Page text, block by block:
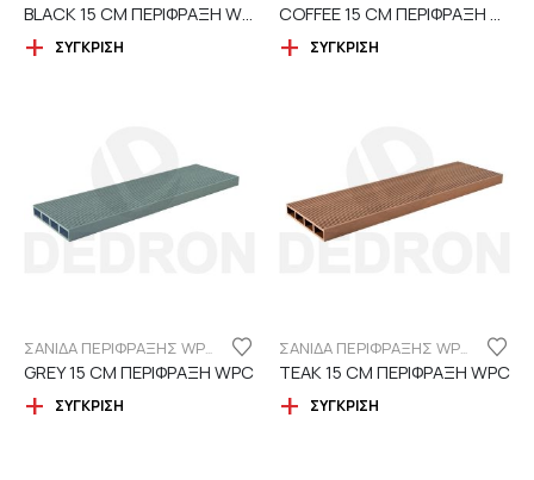
BLACK 15 CM ΠΕΡΙΦΡΑΞΗ WPC
ΣΎΓΚΡΙΣΗ
COFFEE 15 CM ΠΕΡΙΦΡΑΞΗ WPC
ΣΎΓΚΡΙΣΗ
ΣΑΝΙΔΑ ΠΕΡΙΦΡΑΞΗΣ WPC 15CM ΓΡΑΜΜΩΤΗ
GREY 15 CM ΠΕΡΙΦΡΑΞΗ WPC
ΣΎΓΚΡΙΣΗ
ΣΑΝΙΔΑ ΠΕΡΙΦΡΑΞΗΣ WPC 15CM ΓΡΑΜΜΩΤΗ
TEAK 15 CM ΠΕΡΙΦΡΑΞΗ WPC
ΣΎΓΚΡΙΣΗ